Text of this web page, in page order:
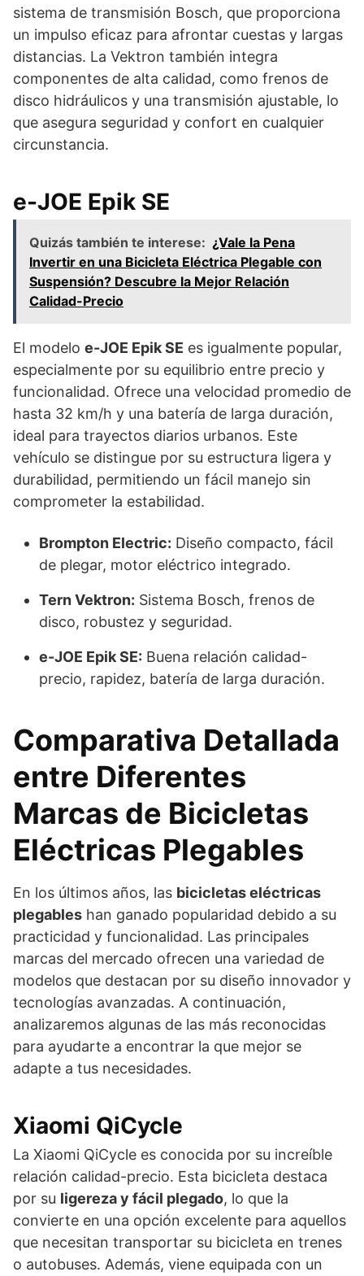
sistema de transmisión Bosch, que proporciona
un impulso eficaz para afrontar cuestas y largas
distancias. La Vektron también integra
componentes de alta calidad, como frenos de
disco hidráulicos y una transmisión ajustable, lo
que asegura seguridad y confort en cualquier
circunstancia.
e-JOE Epik SE
Quizás también te interese: ¿Vale la Pena
Invertir en una Bicicleta Eléctrica Plegable con
Suspensión? Descubre la Mejor Relación
Calidad-Precio
El modelo e-JOE Epik SE es igualmente popular,
especialmente por su equilibrio entre precio y
funcionalidad. Ofrece una velocidad promedio de
hasta 32 km/h y una batería de larga duración,
ideal para trayectos diarios urbanos. Este
vehículo se distingue por su estructura ligera y
durabilidad, permitiendo un fácil manejo sin
comprometer la estabilidad.
Brompton Electric: Diseño compacto, fácil
de plegar, motor eléctrico integrado.
Tern Vektron: Sistema Bosch, frenos de
disco, robustez y seguridad.
e-JOE Epik SE: Buena relación calidad-
precio, rapidez, batería de larga duración.
Comparativa Detallada
entre Diferentes
Marcas de Bicicletas
Eléctricas Plegables
En los últimos años, las bicicletas eléctricas
plegables han ganado popularidad debido a su
practicidad y funcionalidad. Las principales
marcas del mercado ofrecen una variedad de
modelos que destacan por su diseño innovador y
tecnologías avanzadas. A continuación,
analizaremos algunas de las más reconocidas
para ayudarte a encontrar la que mejor se
adapte a tus necesidades.
Xiaomi QiCycle
La Xiaomi QiCycle es conocida por su increíble
relación calidad-precio. Esta bicicleta destaca
por su ligereza y fácil plegado, lo que la
convierte en una opción excelente para aquellos
que necesitan transportar su bicicleta en trenes
o autobuses. Además, viene equipada con un